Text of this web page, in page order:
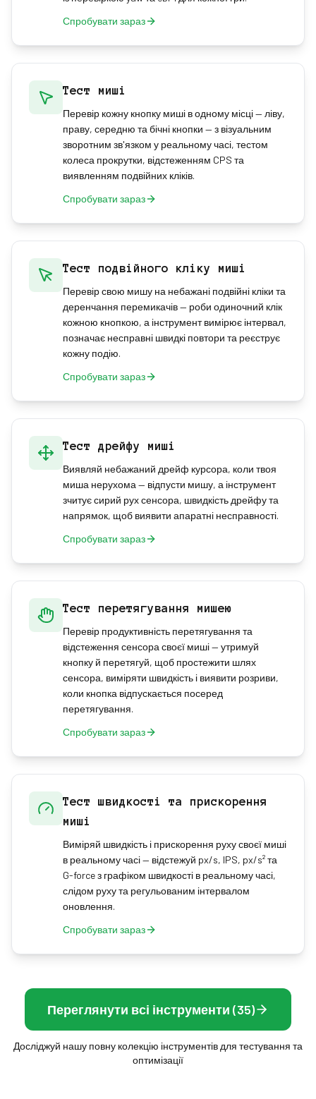
Спробувати зараз
Тест миші
Перевір кожну кнопку миші в одному місці — ліву,
праву, середню та бічні кнопки — з візуальним
зворотним зв'язком у реальному часі, тестом
колеса прокрутки, відстеженням CPS та
виявленням подвійних кліків.
Спробувати зараз
Тест подвійного кліку миші
Перевір свою мишу на небажані подвійні кліки та
деренчання перемикачів — роби одиночний клік
кожною кнопкою, а інструмент вимірює інтервал,
позначає несправні швидкі повтори та реєструє
кожну подію.
Спробувати зараз
Тест дрейфу миші
Виявляй небажаний дрейф курсора, коли твоя
миша нерухома — відпусти мишу, а інструмент
зчитує сирий рух сенсора, швидкість дрейфу та
напрямок, щоб виявити апаратні несправності.
Спробувати зараз
Тест перетягування мишею
Перевір продуктивність перетягування та
відстеження сенсора своєї миші — утримуй
кнопку й перетягуй, щоб простежити шлях
сенсора, виміряти швидкість і виявити розриви,
коли кнопка відпускається посеред
перетягування.
Спробувати зараз
Тест швидкості та прискорення
миші
Виміряй швидкість і прискорення руху своєї миші
в реальному часі — відстежуй px/s, IPS, px/s² та
G-force з графіком швидкості в реальному часі,
слідом руху та регульованим інтервалом
оновлення.
Спробувати зараз
Переглянути всі інструменти (35)
Досліджуй нашу повну колекцію інструментів для тестування та
оптимізації